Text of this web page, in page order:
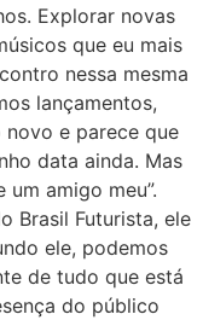
Explorar novas
que eu mais
nessa mesma
lançamentos,
e parece que
data ainda. Mas
amigo meu”.
Brasil Futurista, ele
ele, podemos
de tudo que está
do público